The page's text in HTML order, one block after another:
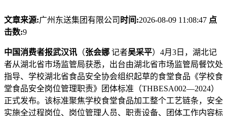
文章来源:广州东送集团有限公司 时间:2026-08-09 11:08:47 点
击数:9
中国消费者报武汉讯 （张会娜 记者吴采平）4月3日，湖北记
者从湖北省市场监管局获悉，出台由湖北省市场监管局餐饮处
指导、学校湖北省食品安全协会组织起草的食堂食品《学校食
堂食品安全岗位管理职责》团体标准（THBESA002—2024）
正式发布。该标准聚焦学校食堂食品加工整个工艺链条，安全
实施全过程岗位、岗位管理人员、职责设备、团体工作内容标